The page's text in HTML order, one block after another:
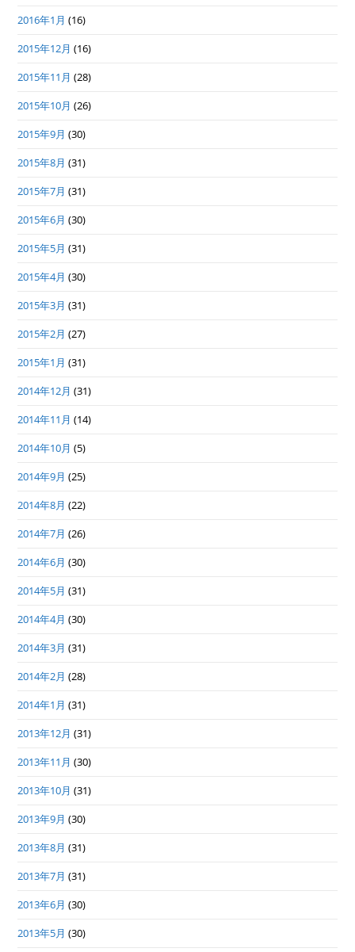
2016年1月 (16)
2015年12月 (16)
2015年11月 (28)
2015年10月 (26)
2015年9月 (30)
2015年8月 (31)
2015年7月 (31)
2015年6月 (30)
2015年5月 (31)
2015年4月 (30)
2015年3月 (31)
2015年2月 (27)
2015年1月 (31)
2014年12月 (31)
2014年11月 (14)
2014年10月 (5)
2014年9月 (25)
2014年8月 (22)
2014年7月 (26)
2014年6月 (30)
2014年5月 (31)
2014年4月 (30)
2014年3月 (31)
2014年2月 (28)
2014年1月 (31)
2013年12月 (31)
2013年11月 (30)
2013年10月 (31)
2013年9月 (30)
2013年8月 (31)
2013年7月 (31)
2013年6月 (30)
2013年5月 (30)